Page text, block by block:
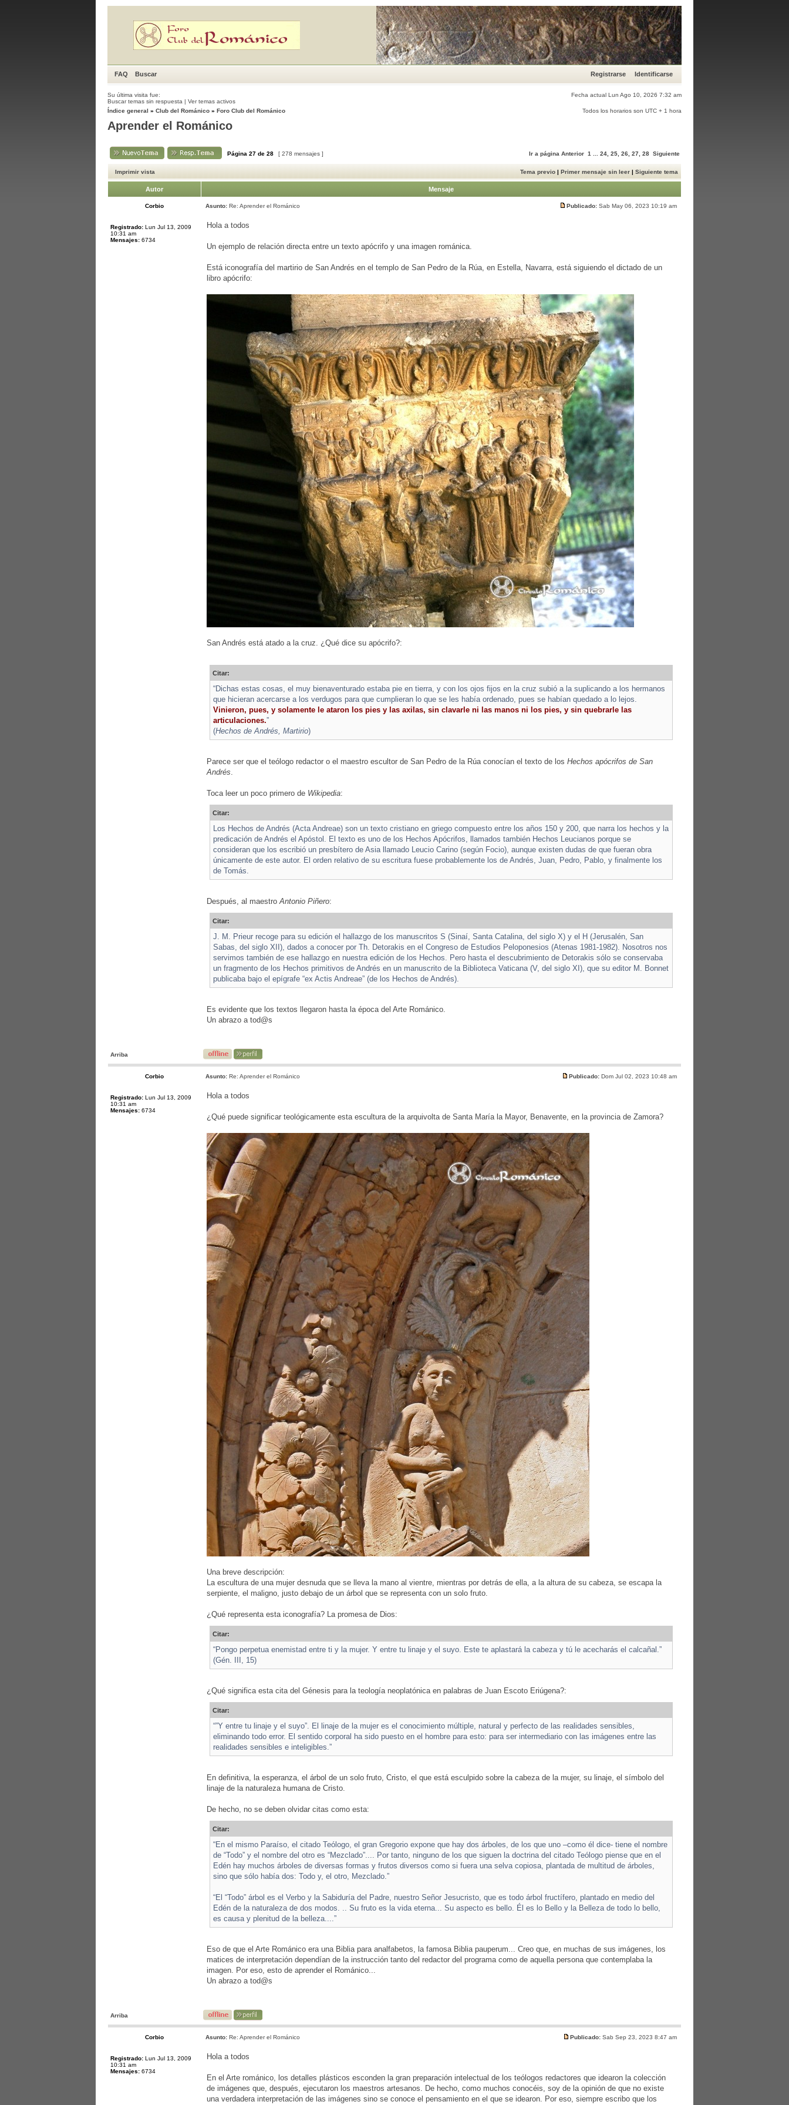
FAQ Buscar Registrarse Identificarse
Su última visita fue:
Fecha actual Lun Ago 10, 2026 7:32 am
Buscar temas sin respuesta | Ver temas activos
Índice general » Club del Románico » Foro Club del Románico Todos los horarios son UTC + 1 hora
Aprender el Románico
Página 27 de 28 [ 278 mensajes ] Ir a página Anterior 1 24 25 26 27 28 Siguiente
Imprimir vista Tema previo | Primer mensaje sin leer | Siguiente tema
Autor Mensaje
Corbio Asunto: Re: Aprender el Románico Publicado: Sab May 06, 2023 10:19 am
Registrado: Lun Jul 13, 2009
10:31 am
Mensajes: 6734
Hola a todos
Un ejemplo de relación directa entre un texto apócrifo y una imagen románica.
Está iconografía del martirio de San Andrés en el templo de San Pedro de la Rúa, en Estella, Navarra, está siguiendo el dictado de un
libro apócrifo:
San Andrés está atado a la cruz. ¿Qué dice su apócrifo?:
Citar:
“Dichas estas cosas, el muy bienaventurado estaba pie en tierra, y con los ojos fijos en la cruz subió a la suplicando a los hermanos
que hicieran acercarse a los verdugos para que cumplieran lo que se les había ordenado, pues se habían quedado a lo lejos.
Vinieron, pues, y solamente le ataron los pies y las axilas, sin clavarle ni las manos ni los pies, y sin quebrarle las
articulaciones.”
(Hechos de Andrés, Martirio)
Parece ser que el teólogo redactor o el maestro escultor de San Pedro de la Rúa conocían el texto de los Hechos apócrifos de San
Andrés.
Toca leer un poco primero de Wikipedia:
Citar:
Los Hechos de Andrés (Acta Andreae) son un texto cristiano en griego compuesto entre los años 150 y 200, que narra los hechos y la
predicación de Andrés el Apóstol. El texto es uno de los Hechos Apócrifos, llamados también Hechos Leucianos porque se
consideran que los escribió un presbítero de Asia llamado Leucio Carino (según Focio), aunque existen dudas de que fueran obra
únicamente de este autor. El orden relativo de su escritura fuese probablemente los de Andrés, Juan, Pedro, Pablo, y finalmente los
de Tomás.
Después, al maestroAntonio Piñero:
Citar:
J. M. Prieur recoge para su edición el hallazgo de los manuscritos S (Sinaí, Santa Catalina, del siglo X) y el H (Jerusalén, San
Sabas, del siglo XII), dados a conocer por Th. Detorakis en el Congreso de Estudios Peloponesios (Atenas 1981-1982). Nosotros nos
servimos también de ese hallazgo en nuestra edición de los Hechos. Pero hasta el descubrimiento de Detorakis sólo se conservaba
un fragmento de los Hechos primitivos de Andrés en un manuscrito de la Biblioteca Vaticana (V, del siglo XI), que su editor M. Bonnet
publicaba bajo el epígrafe “ex Actis Andreae” (de los Hechos de Andrés).
Es evidente que los textos llegaron hasta la época del Arte Románico.
Un abrazo a tod@s
Arriba
Corbio Asunto: Re: Aprender el Románico Publicado: Dom Jul 02, 2023 10:48 am
Registrado: Lun Jul 13, 2009
10:31 am
Mensajes: 6734
Hola a todos
¿Qué puede significar teológicamente esta escultura de la arquivolta de Santa María la Mayor, Benavente, en la provincia de Zamora?
Una breve descripción:
La escultura de una mujer desnuda que se lleva la mano al vientre, mientras por detrás de ella, a la altura de su cabeza, se escapa la
serpiente, el maligno, justo debajo de un árbol que se representa con un solo fruto.
¿Qué representa esta iconografía? La promesa de Dios:
Citar:
“Pongo perpetua enemistad entre ti y la mujer. Y entre tu linaje y el suyo. Este te aplastará la cabeza y tú le acecharás el calcañal.”
(Gén. III, 15)
¿Qué significa esta cita del Génesis para la teología neoplatónica en palabras de Juan Escoto Eriúgena?:
Citar:
“”Y entre tu linaje y el suyo”. El linaje de la mujer es el conocimiento múltiple, natural y perfecto de las realidades sensibles,
eliminando todo error. El sentido corporal ha sido puesto en el hombre para esto: para ser intermediario con las imágenes entre las
realidades sensibles e inteligibles.”
En definitiva, la esperanza, el árbol de un solo fruto, Cristo, el que está esculpido sobre la cabeza de la mujer, su linaje, el símbolo del
linaje de la naturaleza humana de Cristo.
De hecho, no se deben olvidar citas como esta:
Citar:
“En el mismo Paraíso, el citado Teólogo, el gran Gregorio expone que hay dos árboles, de los que uno –como él dice- tiene el nombre
de “Todo” y el nombre del otro es “Mezclado”.... Por tanto, ninguno de los que siguen la doctrina del citado Teólogo piense que en el
Edén hay muchos árboles de diversas formas y frutos diversos como si fuera una selva copiosa, plantada de multitud de árboles,
sino que sólo había dos: Todo y, el otro, Mezclado.”
“El “Todo” árbol es el Verbo y la Sabiduría del Padre, nuestro Señor Jesucristo, que es todo árbol fructífero, plantado en medio del
Edén de la naturaleza de dos modos. .. Su fruto es la vida eterna... Su aspecto es bello. Él es lo Bello y la Belleza de todo lo bello,
es causa y plenitud de la belleza....”
Eso de que el Arte Románico era una Biblia para analfabetos, la famosa Biblia pauperum... Creo que, en muchas de sus imágenes, los
matices de interpretación dependían de la instrucción tanto del redactor del programa como de aquella persona que contemplaba la
imagen. Por eso, esto de aprender el Románico...
Un abrazo a tod@s
Arriba
Corbio Asunto: Re: Aprender el Románico Publicado: Sab Sep 23, 2023 8:47 am
Registrado: Lun Jul 13, 2009
10:31 am
Mensajes: 6734
Hola a todos
En el Arte románico, los detalles plásticos esconden la gran preparación intelectual de los teólogos redactores que idearon la colección
de imágenes que, después, ejecutaron los maestros artesanos. De hecho, como muchos conocéis, soy de la opinión de que no existe
una verdadera interpretación de las imágenes sino se conoce el pensamiento en el que se idearon. Por eso, siempre escribo que los